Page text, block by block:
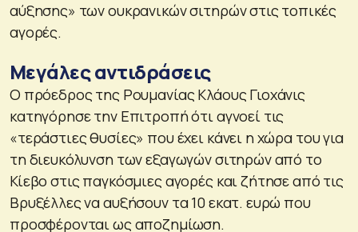
αύξησης» των ουκρανικών σιτηρών στις τοπικές
αγορές.
Μεγάλες αντιδράσεις
Ο πρόεδρος της Ρουμανίας Κλάους Γιοχάνις
κατηγόρησε την Επιτροπή ότι αγνοεί τις
«τεράστιες θυσίες» που έχει κάνει η χώρα του για
τη διευκόλυνση των εξαγωγών σιτηρών από το
Κίεβο στις παγκόσμιες αγορές και ζήτησε από τις
Βρυξέλλες να αυξήσουν τα 10 εκατ. ευρώ που
προσφέρονται ως αποζημίωση.